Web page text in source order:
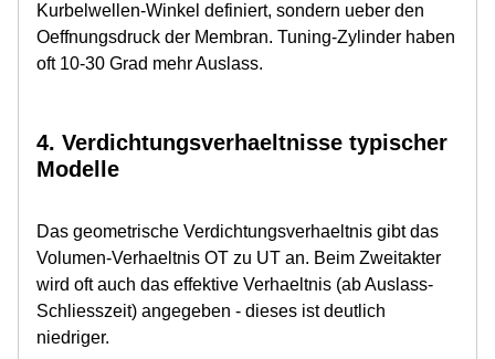
Kurbelwellen-Winkel definiert, sondern ueber den
Oeffnungsdruck der Membran. Tuning-Zylinder haben
oft 10-30 Grad mehr Auslass.
4. Verdichtungsverhaeltnisse typischer
Modelle
Das geometrische Verdichtungsverhaeltnis gibt das
Volumen-Verhaeltnis OT zu UT an. Beim Zweitakter
wird oft auch das effektive Verhaeltnis (ab Auslass-
Schliesszeit) angegeben - dieses ist deutlich
niedriger.